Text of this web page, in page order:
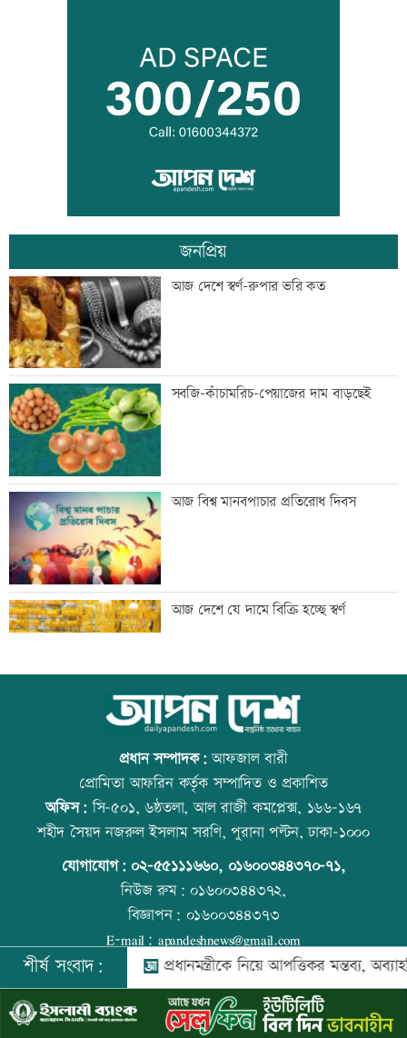
আজ দেশে স্বর্ণের দাম বাড়ল নাকি কমল
হৃদয় ঝড়ে এলপিএলের ফাইনালে জাফনা
বিশ্বজুড়ে হঠাৎ বন্ধ হাজারো হোয়াটসঅ্যাপ
অ্যাকাউন্ট
সাবেক এমপি আখতারুজ্জামান গ্রেফতার
ফ্যাসিবাদের পুনরুত্থান রোধে জাতীয় ঐক্য দৃঢ়
করতে হবে: মাহদী আমিন
মাগুরায় সাকিব আল হাসানের বাড়িতে হামলা
জুলাই সনদ নিয়ে উত্তাল কুড়িগ্রামের রাজপথ
আদমদীঘিতে জুলাই অভ্যুত্থান স্বরণে ১১ দলীয়
জোটের গণমিছিল
জামালপুরে বিএনপির বিজয় র‍্যালি
জুলাই সনদের প্রত্যেক অক্ষর বাস্তবায়ন করা
জনপ্রিয়
আজ দেশে স্বর্ণ-রুপার ভরি কত
সবজি-কাঁচামরিচ-পেয়াজের দাম বাড়ছেই
আজ বিশ্ব মানবপাচার প্রতিরোধ দিবস
আজ দেশে যে দামে বিক্রি হচ্ছে স্বর্ণ
আজ বিশ্ব বন্ধু দিবস
প্রতিমন্ত্রীকে ঘিরে ভাইরাল ভিডিওতে ছবি
জুড়ে অপপ্রচার: এলিন
বিশ্ব মাতৃদুগ্ধ দিবস আজ
প্রধান সম্পাদক:আফজাল বারী
প্রোমিতা আফরিন কর্তৃক সম্পাদিত ও প্রকাশিত
অফিস:সি-৫০১, ৬ষ্ঠতলা, আল রাজী কমপ্লেক্স, ১৬৬-১৬৭
শহীদ সৈয়দ নজরুল ইসলাম সরণি, পুরানা পল্টন, ঢাকা-১০০০
যোগাযোগ: ০২-৫৫১১১৬৬০, ০১৬০০৩৪৪৩৭০-৭১,
নিউজ রুম:০১৬০০৩৪৪৩৭২,
বিজ্ঞাপন: ০১৬০০৩৪৪৩৭৩
E-mail: apandeshnews@gmail.com
©২০২৬ |আপন দেশ ডটকমকর্তৃক সর্বসত্ব ® সংরক্ষিত | উন্নয়নে
ইমিথমেকারস.কম
শীর্ষ সংবাদ:প্রধানমন্ত্রীকে নিয়ে আপত্তিকর মন্তব্য, অব্যাহতিপ্রাপ্ত